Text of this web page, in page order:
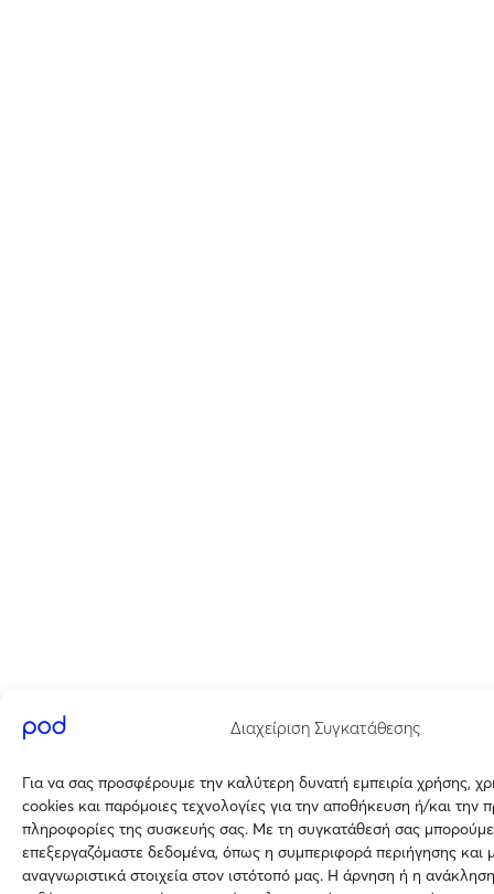
Διαχείριση Συγκατάθεσης
Για να σας προσφέρουμε την καλύτερη δυνατή εμπειρία χρήσης,
cookies και παρόμοιες τεχνολογίες για την αποθήκευση ή/και την
πληροφορίες της συσκευής σας. Με τη συγκατάθεσή σας
επεξεργαζόμαστε δεδομένα, όπως η συμπεριφορά περιήγησης και
αναγνωριστικά στοιχεία στον ιστότοπό μας. Η άρνηση ή η